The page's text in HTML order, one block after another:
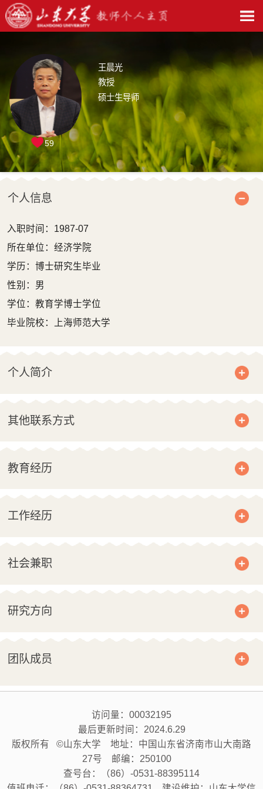
王晨光
教授
硕士生导师
59
个人信息
入职时间：1987-07
所在单位：经济学院
学历：博士研究生毕业
性别：男
学位：教育学博士学位
毕业院校：上海师范大学
个人简介
其他联系方式
教育经历
工作经历
社会兼职
研究方向
团队成员
访问量： 00032195
最后更新时间： 2024.6.29
版权所有 ©山东大学 地址：中国山东省济南市山大南路
27号 邮编：250100
查号台：（86）-0531-88395114